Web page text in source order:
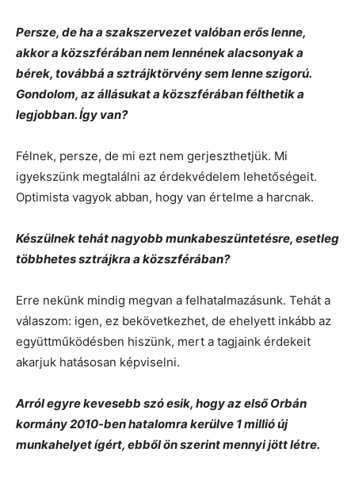
Persze, de ha a szakszervezet valóban erős lenne,
akkor a közszférában nem lennének alacsonyak a
bérek, továbbá a sztrájktörvény sem lenne szigorú.
Gondolom, az állásukat a közszférában félthetik a
legjobban. Így van?
Félnek, persze, de mi ezt nem gerjeszthetjük. Mi
igyekszünk megtalálni az érdekvédelem lehetőségeit.
Optimista vagyok abban, hogy van értelme a harcnak.
Készülnek tehát nagyobb munkabeszüntetésre, esetleg
többhetes sztrájkra a közszférában?
Erre nekünk mindig megvan a felhatalmazásunk. Tehát a
válaszom: igen, ez bekövetkezhet, de ehelyett inkább az
együttműködésben hiszünk, mert a tagjaink érdekeit
akarjuk hatásosan képviselni.
Arról egyre kevesebb szó esik, hogy az első Orbán
kormány 2010-ben hatalomra kerülve 1 millió új
munkahelyet ígért, ebből ön szerint mennyi jött létre.